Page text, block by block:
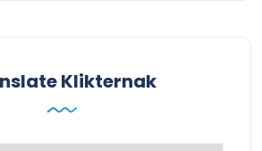
Klikternak